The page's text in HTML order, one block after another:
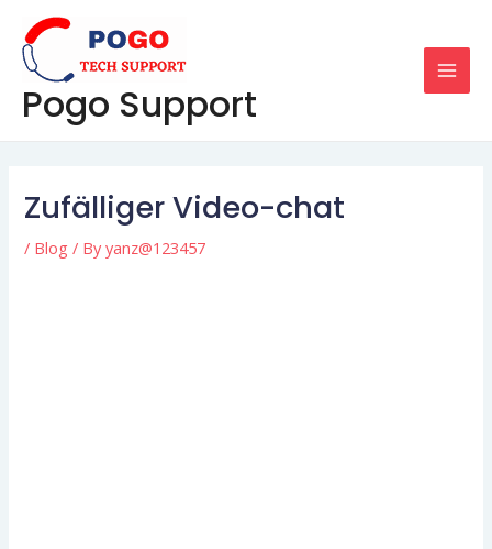
content
Pogo Support
Zufälliger Video-chat
/ Blog / Byyanz@123457
navigation